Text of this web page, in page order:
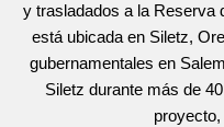
y trasladados a la Reserva
está ubicada en Siletz,
gubernamentales en
Siletz durante más de